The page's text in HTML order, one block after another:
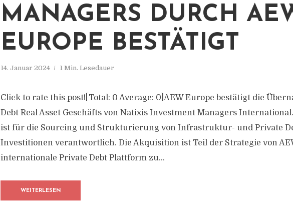
MANAGERS DURCH
EUROPE BESTÄTIGT
14. Januar 2024 1 Min. Lesedauer
Click to rate this post![Total: 0 Average: 0]AEW Europe bestätigt die
Debt Real Asset Geschäfts von Natixis Investment Managers
ist für die Sourcing und Strukturierung von Infrastruktur- und Private
Investitionen verantwortlich. Die Akquisition ist Teil der Strategie von
internationale Private Debt Plattform zu...
WEITERLESEN